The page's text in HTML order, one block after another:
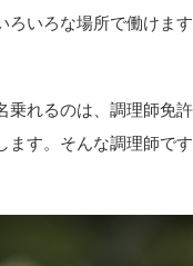
いろな場所で働けま
れるのは、調理師免
す。そんな調理師で